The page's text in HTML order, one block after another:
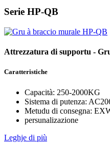
Serie HP-QB
Attrezzatura di supportu -
Caratteristiche
Capacità: 250-2000KG
Sistema di putenza:
Metudu di consegna:
persunalizazione
Leghje di più